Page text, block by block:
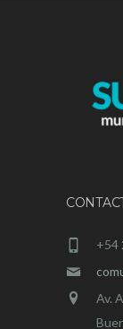
+54
Av.